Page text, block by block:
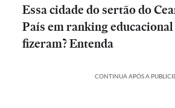
Essa cidade do sertão do
País em ranking educacional
fizeram? Entenda
CONTINUA APÓS A